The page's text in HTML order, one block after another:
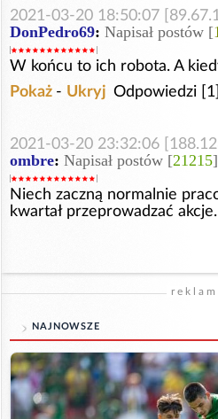
2021-03-20 18:50:07
DonPedro69: Napisał postów [
W końcu to ich robota. A
Pokaż - Ukryj Odpowiedzi [1]
2021-03-20 23:32:06
ombre: Napisał postów [21215
Niech zaczną normalnie
kwartał przeprowadzać akcje.
NAJNOWSZE